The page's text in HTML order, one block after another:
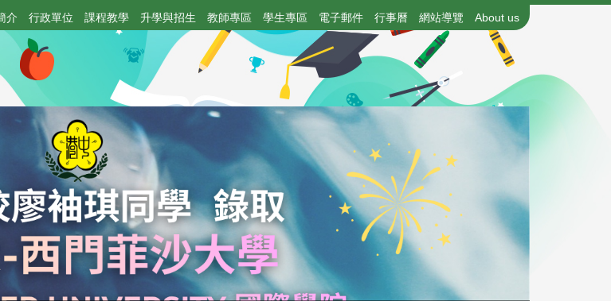
介 行政單位 課程教學 升學與招生 教師專區 學生專區 電子郵件 行事曆 網站導覽 About us